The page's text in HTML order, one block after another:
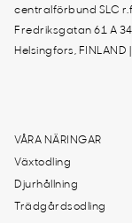
centralförbund SLC r.f.
Fredriksgatan 61 A
Helsingfors, FINLAND |
VÅRA NÄRINGAR
Växtodling
Djurhållning
Trädgårdsodling